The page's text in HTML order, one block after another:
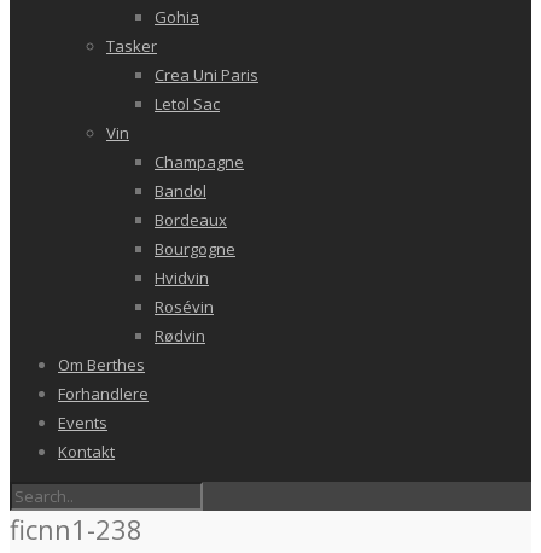
Gohia
Tasker
Crea Uni Paris
Letol Sac
Vin
Champagne
Bandol
Bordeaux
Bourgogne
Hvidvin
Rosévin
Rødvin
Om Berthes
Forhandlere
Events
Kontakt
ficnn1-238